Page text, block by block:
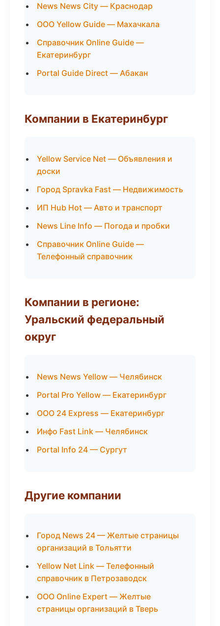
News News City — Краснодар
ООО Yellow Guide — Махачкала
Справочник Online Guide —
Екатеринбург
Portal Guide Direct — Абакан
Компании в Екатеринбург
Yellow Service Net — Объявления и
доски
Город Spravka Fast — Недвижимость
ИП Hub Hot — Авто и транспорт
News Line Info — Погода и пробки
Справочник Online Guide —
Телефонный справочник
Компании в регионе:
Уральский федеральный
округ
News News Yellow — Челябинск
Portal Pro Yellow — Екатеринбург
ООО 24 Express — Екатеринбург
Инфо Fast Link — Челябинск
Portal Info 24 — Сургут
Другие компании
Город News 24 — Желтые страницы
организаций в Тольятти
Yellow Net Link — Телефонный
справочник в Петрозаводск
ООО Online Expert — Желтые
страницы организаций в Тверь